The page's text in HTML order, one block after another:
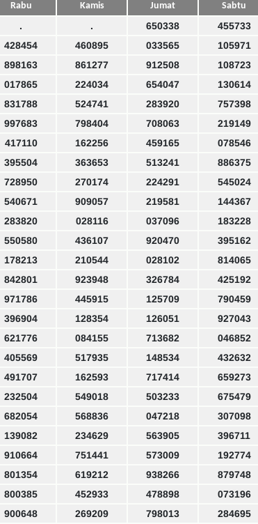
Rabu Kamis Jumat Sabtu
. . 650338 455733
428454 460895 033565 105971
898163 861277 912508 108723
017865 224034 654047 130614
831788 524741 283920 757398
997683 798404 708063 219149
417110 162256 459165 078546
395504 363653 513241 886375
728950 270174 224291 545024
540671 909057 219581 144367
283820 028116 037096 183228
550580 436107 920470 395162
178213 210544 028102 814065
842801 923948 326784 425192
971786 445915 125709 790459
396904 128354 126051 927043
621776 084155 713682 046852
405569 517935 148534 432632
491707 162593 717414 659273
232504 549018 503233 675479
682054 568836 047218 307098
139082 234629 563905 396711
910664 751441 573009 192774
801354 619212 938266 879748
800385 452933 478898 073196
900648 269209 798013 284695